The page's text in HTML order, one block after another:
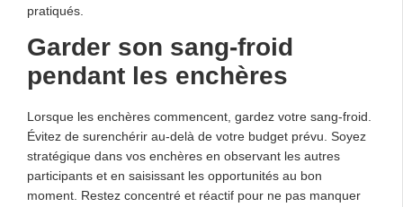
pratiqués.
Garder son sang-froid
pendant les enchères
Lorsque les enchères commencent, gardez votre sang-froid.
Évitez de surenchérir au-delà de votre budget prévu. Soyez
stratégique dans vos enchères en observant les autres
participants et en saisissant les opportunités au bon
moment. Restez concentré et réactif pour ne pas manquer